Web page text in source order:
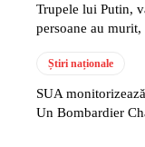
Trupele lui Putin,
persoane au
Știri naționale
SUA
Un Bombardier